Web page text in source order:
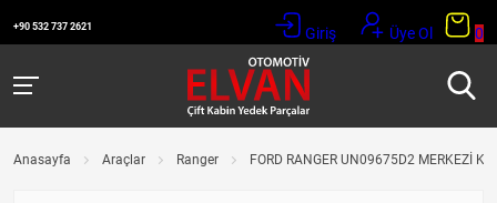
+90 532 737 2621 Giriş Üye Ol 0
Anasayfa Araçlar Ranger FORD RANGER UN09675D2 MERKEZİ